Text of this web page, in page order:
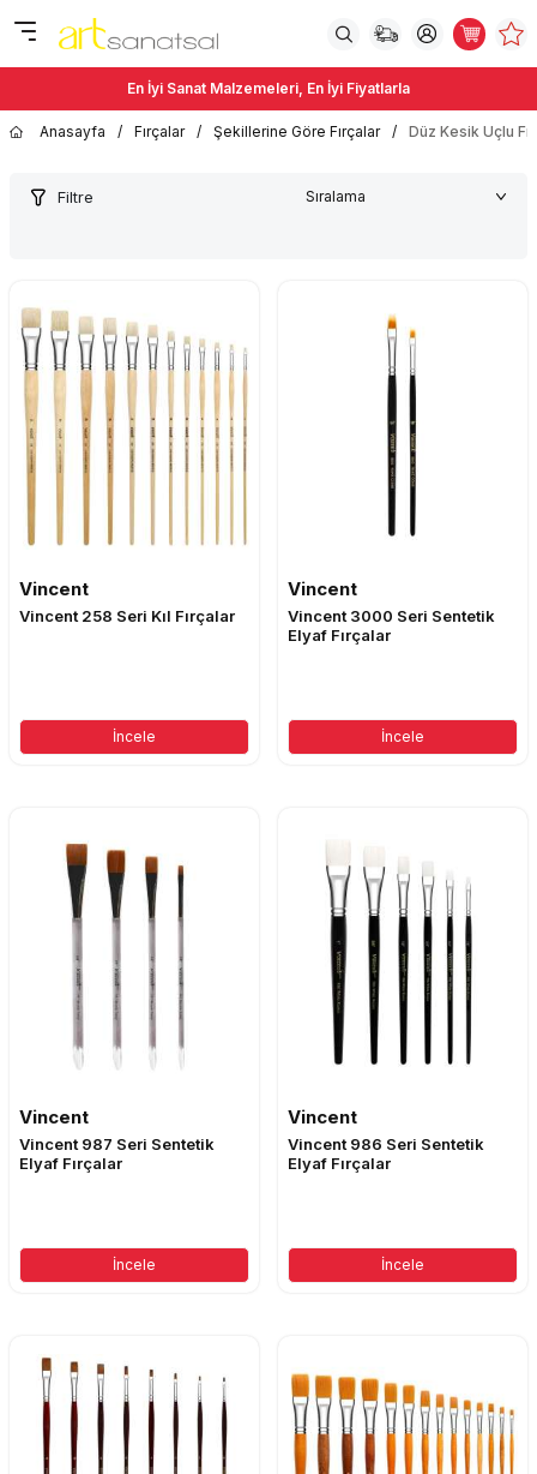
En İyi Sanat Malzemeleri, En İyi Fiyatlarla
Anasayfa / Fırçalar / Şekillerine Göre Fırçalar / Düz Kesik Uçlu
Filtre
Vincent
Vincent 258 Seri Kıl Fırçalar
İncele
Vincent
Vincent 3000 Seri Sentetik
Elyaf Fırçalar
İncele
Vincent
Vincent 987 Seri Sentetik
Elyaf Fırçalar
İncele
Vincent
Vincent 986 Seri Sentetik
Elyaf Fırçalar
İncele